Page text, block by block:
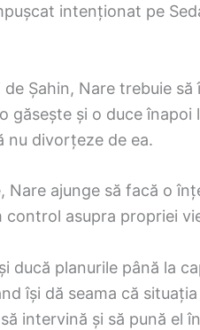
intenționat pe
Șahin, Nare trebuie
găsește și o duce înapoi
nu divorțeze de ea.
ajunge să facă o
control asupra propriei
ducă planurile până la
își dă seama că
intervină și să pună el